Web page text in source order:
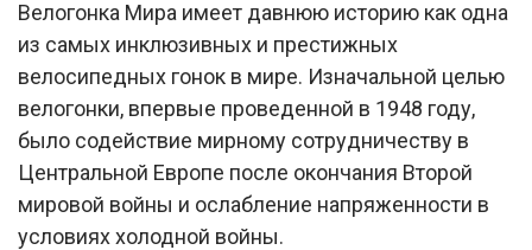
Велогонка Мира имеет давнюю историю как одна
из самых инклюзивных и престижных
велосипедных гонок в мире. Изначальной целью
велогонки, впервые проведенной в 1948 году,
было содействие мирному сотрудничеству в
Центральной Европе после окончания Второй
мировой войны и ослабление напряженности в
условиях холодной войны.